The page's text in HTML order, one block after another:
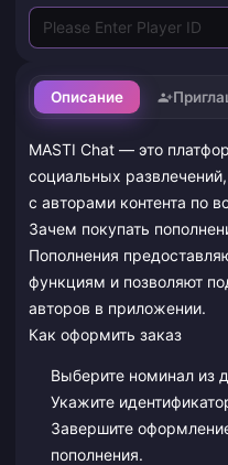
Описание
MASTI Chat — это
социальных
с авторами контента по
Зачем покупать
Пополнения
функциям и позволяют
авторов в приложении.
Как оформить заказ
Выберите номинал из
Укажите
Завершите
пополнения.